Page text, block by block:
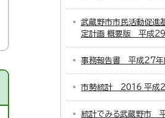
武蔵野市市民活動促進
定計画 概要版 平成
事務報告書 平成27年
市勢統計 2016 平成
統計でみる武蔵野市